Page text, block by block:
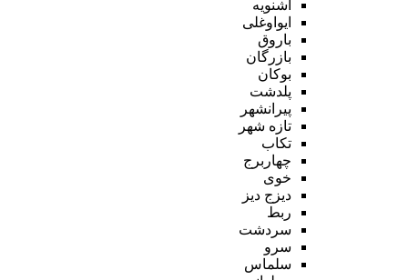
اشنویه
ایواوغلی
باروق
بازرگان
بوکان
پلدشت
پیرانشهر
تازه شهر
تکاب
چهاربرج
خوی
دیزج دیز
ربط
سردشت
سرو
سلماس